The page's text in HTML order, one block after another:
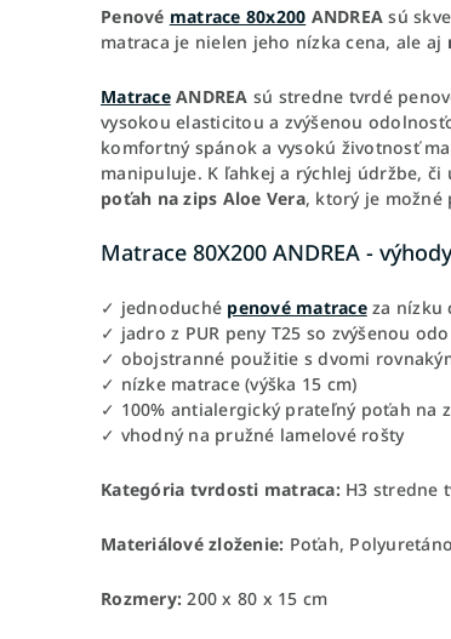
Penové matrace 80x200 ANDREA sú
matraca je nielen jeho nízka cena, ale aj
MatraceANDREA sú stredne tvrdé
vysokou elasticitou a zvýšenou
komfortný spánok a vysokú životnosť
manipuluje. K ľahkej a rýchlej údržbe,
poťah na zips Aloe Vera, ktorý je možné
Matrace 80X200 ANDREA -
✓ jednoduché penové matraceza nízku
✓ jadro z PUR peny T25 so zvýšenou
✓ obojstranné použitie s dvomi
✓ nízke matrace (výška 15 cm)
✓ 100% antialergický prateľný poťah na
✓ vhodný na pružné lamelové rošty
Kategória tvrdosti matraca: H3 stredne
Materiálové zloženie: Poťah,
Rozmery: 200 x 80 x 15 cm